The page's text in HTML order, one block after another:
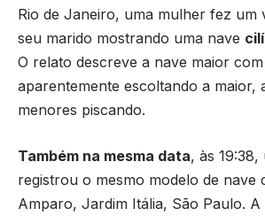
Rio de Janeiro, uma mulher fez um
seu marido mostrando uma nave
O relato descreve a nave maior
aparentemente escoltando a maior,
menores piscando.
Também na mesma data, às
registrou o mesmo modelo de nave
Amparo, Jardim Itália, São Paulo. A